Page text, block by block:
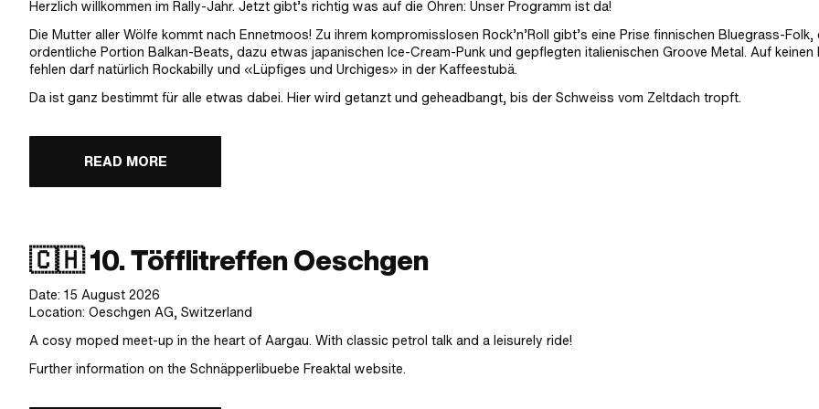
Herzlich willkommen im Rally-Jahr. Jetzt gibt’s richtig was auf die Ohren: Unser Programm ist da!
Die Mutter aller Wölfe kommt nach Ennetmoos! Zu ihrem kompromisslosen Rock’n’Roll gibt’s eine Prise finnischen Bluegrass-Folk,
ordentliche Portion Balkan-Beats, dazu etwas japanischen Ice-Cream-Punk und gepflegten italienischen Groove Metal. Auf keinen
fehlen darf natürlich Rockabilly und «Lüpfiges und Urchiges» in der Kaffeestubä.
Da ist ganz bestimmt für alle etwas dabei. Hier wird getanzt und geheadbangt, bis der Schweiss vom Zeltdach tropft.
READ MORE
🇨🇭 10. Töfflitreffen Oeschgen
Date: 15 August 2026
Location: Oeschgen AG, Switzerland
A cosy moped meet-up in the heart of Aargau. With classic petrol talk and a leisurely ride!
Further information on the Schnäpperlibuebe Freaktal website.